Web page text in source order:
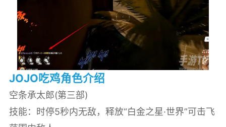
JOJO吃鸡角色介绍
‌空条承太郎‌(第三部)
技能：时停5秒内无敌，释放“白金之星·世界”可击飞